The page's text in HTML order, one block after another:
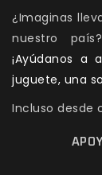
¿Imaginas
nuestro
¡Ayúdanos a
juguete, una
Incluso desde